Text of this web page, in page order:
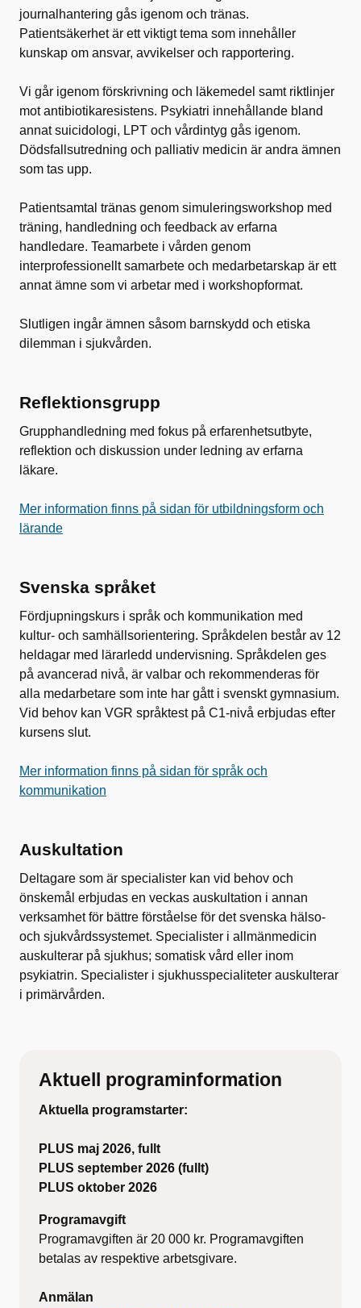
journalhantering gås igenom och tränas.
Patientsäkerhet är ett viktigt tema som innehåller
kunskap om ansvar, avvikelser och rapportering.
Vi går igenom förskrivning och läkemedel samt riktlinjer
mot antibiotikaresistens. Psykiatri innehållande bland
annat suicidologi, LPT och vårdintyg gås igenom.
Dödsfallsutredning och palliativ medicin är andra ämnen
som tas upp.
Patientsamtal tränas genom simuleringsworkshop med
träning, handledning och feedback av erfarna
handledare. Teamarbete i vården genom
interprofessionellt samarbete och medarbetarskap är ett
annat ämne som vi arbetar med i workshopformat.
Slutligen ingår ämnen såsom barnskydd och etiska
dilemman i sjukvården.
Reflektionsgrupp
Grupphandledning med fokus på erfarenhetsutbyte,
reflektion och diskussion under ledning av erfarna
läkare.
Mer information finns på sidan för utbildningsform och
lärande
Svenska språket
Fördjupningskurs i språk och kommunikation med
kultur- och samhällsorientering. Språkdelen består av 12
heldagar med lärarledd undervisning. Språkdelen ges
på avancerad nivå, är valbar och rekommenderas för
alla medarbetare som inte har gått i svenskt gymnasium.
Vid behov kan VGR språktest på C1-nivå erbjudas efter
kursens slut.
Mer information finns på sidan för språk och
kommunikation
Auskultation
Deltagare som är specialister kan vid behov och
önskemål erbjudas en veckas auskultation i annan
verksamhet för bättre förståelse för det svenska hälso-
och sjukvårdssystemet. Specialister i allmänmedicin
auskulterar på sjukhus; somatisk vård eller inom
psykiatrin. Specialister i sjukhusspecialiteter auskulterar
i primärvården.
Aktuell programinformation
Aktuella programstarter:
PLUS maj 2026, fullt
PLUS september 2026 (fullt)
PLUS oktober 2026
Programavgift
Programavgiften är 20 000 kr. Programavgiften
betalas av respektive arbetsgivare.
Anmälan